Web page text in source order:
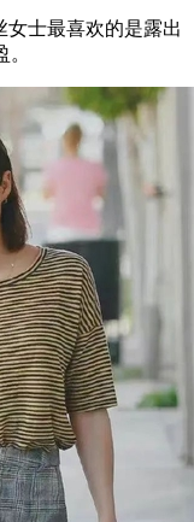
士最喜欢的是露出